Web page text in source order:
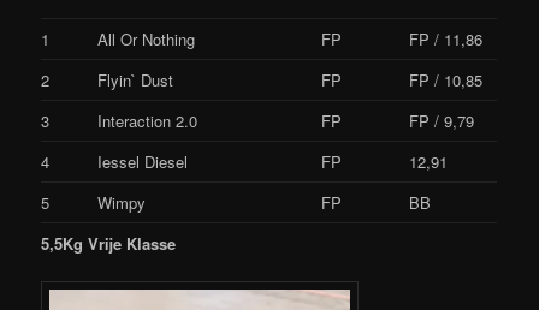
1 All Or Nothing FP
FP / 11,86
2
Flyin` Dust FP
FP / 10,85
3
Interaction 2.0 FP
FP / 9,79
4
Iessel Diesel FP
12,91
5
Wimpy FP
BB
5,5Kg Vrije Klasse